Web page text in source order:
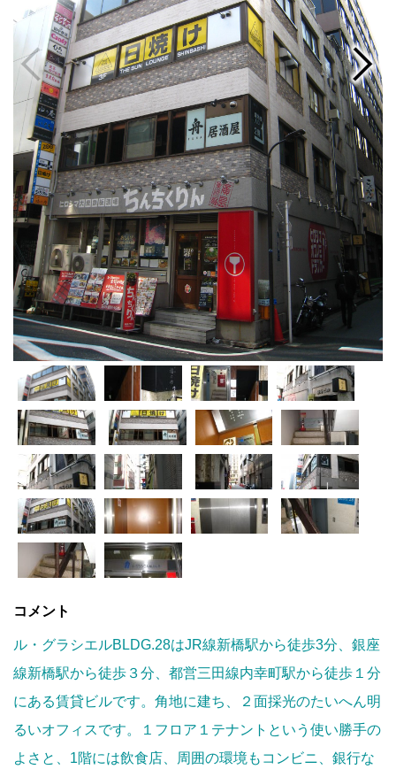
コメント
ル・グラシエルBLDG.28はJR線新橋駅から徒歩3分、銀座
線新橋駅から徒歩３分、都営三田線内幸町駅から徒歩１分
にある賃貸ビルです。角地に建ち、２面採光のたいへん明
るいオフィスです。１フロア１テナントという使い勝手の
よさと、1階には飲食店、周囲の環境もコンビニ、銀行な